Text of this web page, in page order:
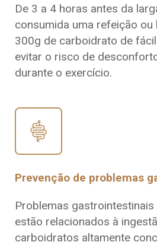
De 3 a 4 horas antes da
consumida uma refeição
300g de carboidrato de
evitar o risco de
durante o exercício.
Prevenção de problemas
Problemas
estão relacionados à
carboidratos altamente